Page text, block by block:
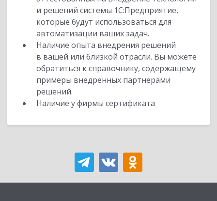
и решений системы 1С:Предприятие,
которые будут использоваться для
автоматизации ваших задач.
Наличие опыта внедрения решений
в вашей или близкой отрасли. Вы можете
обратиться к справочнику, содержащему
примеры внедренных партнерами
решений.
Наличие у фирмы сертификата